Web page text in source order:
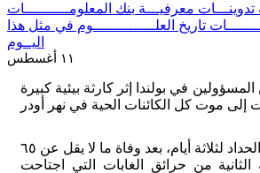
تدوينـــات معرفيـــة بنك المعلومــــــــــات
تاريخ العلــــــــــــــوم في مثل هذا
اليــوم
١١ أغسطس
المسؤولين في بولندا إثر كارثة بيئية كبيرة
٢٠٢١ - الجزائر تعلن الحداد لثلاثة أيام، بعد وفاة ما لا يقل عن ٦٥
من حرائق الغابات التي اجتاحت